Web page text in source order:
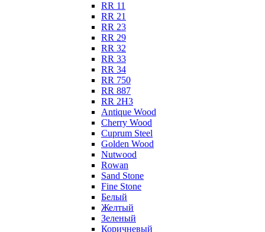
RR 11
RR 21
RR 23
RR 29
RR 32
RR 33
RR 34
RR 750
RR 887
RR 2Н3
Antique Wood
Cherry Wood
Cuprum Steel
Golden Wood
Nutwood
Rowan
Sand Stone
Fine Stone
Белый
Желтый
Зеленый
Коричневый